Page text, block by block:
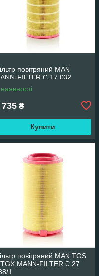
повітряний MAN
FILTER C 17 032
735 ₴
Купити
повітряний MAN TGS
MANN-FILTER C 27
1